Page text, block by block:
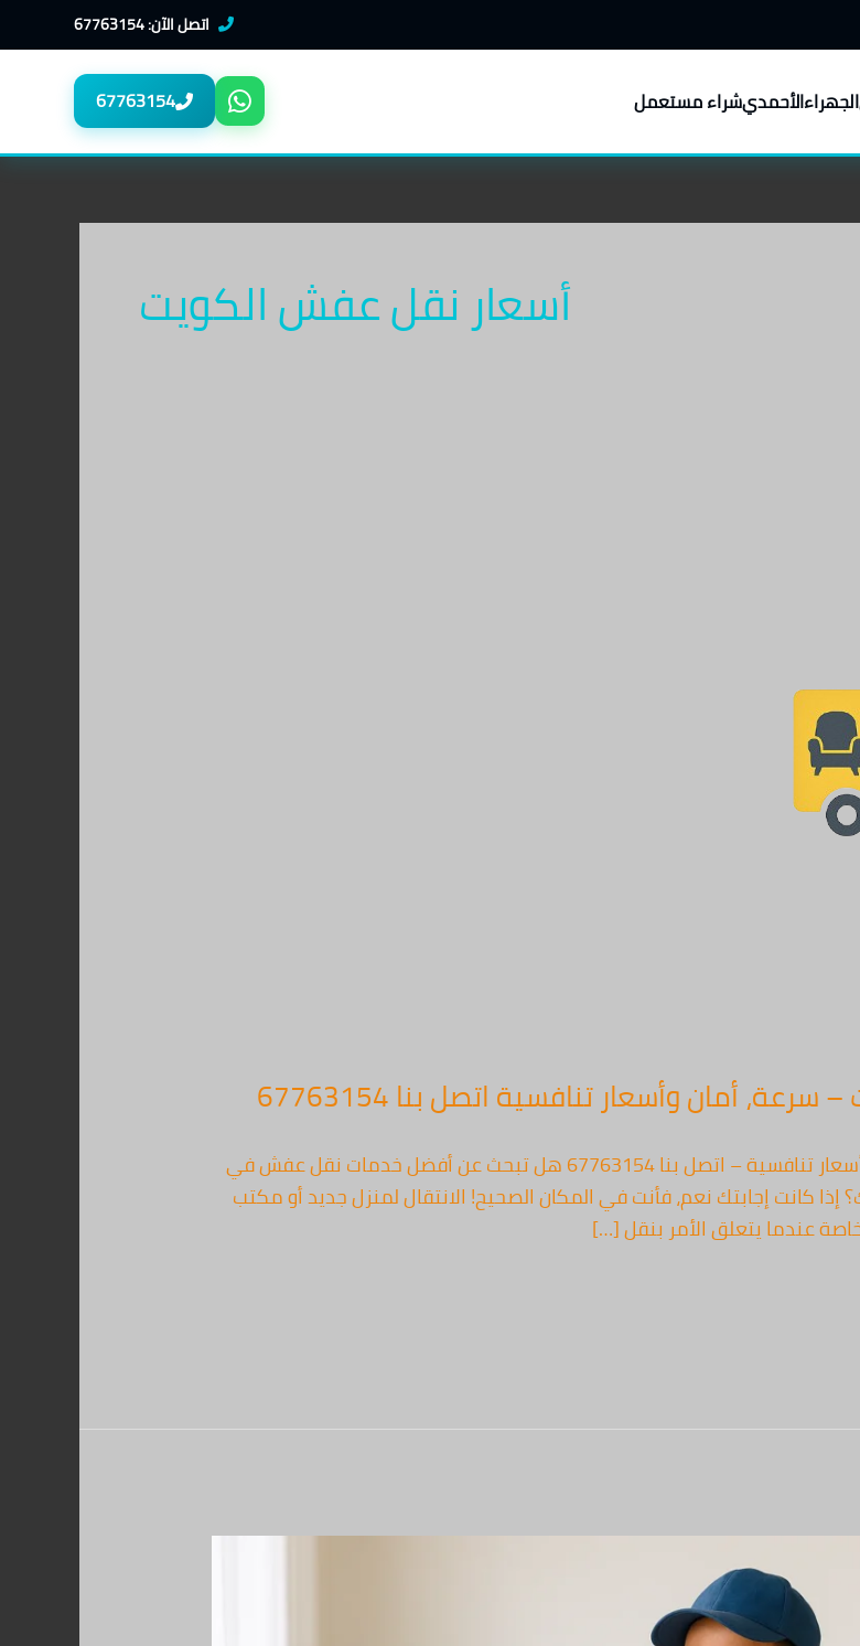
اتصل الآن: 67763154
الجهراءالأحمديشراء مستعمل 67763154
أسعار نقل عفش الكويت
وأسعار تنافسية اتصل بنا 67763154
أفضل خدمات نقل عفش في الكويت: سرعة، أمان وأسعار تنافسية – اتصل بنا 67763154 هل تبحث عن أفضل خدمات نقل عفش في
إذا كانت إجابتك نعم، فأنت في المكان الصحيح! الانتقال لمنزل جديد أو مكتب
عندما يتعلق الأمر بنقل […]